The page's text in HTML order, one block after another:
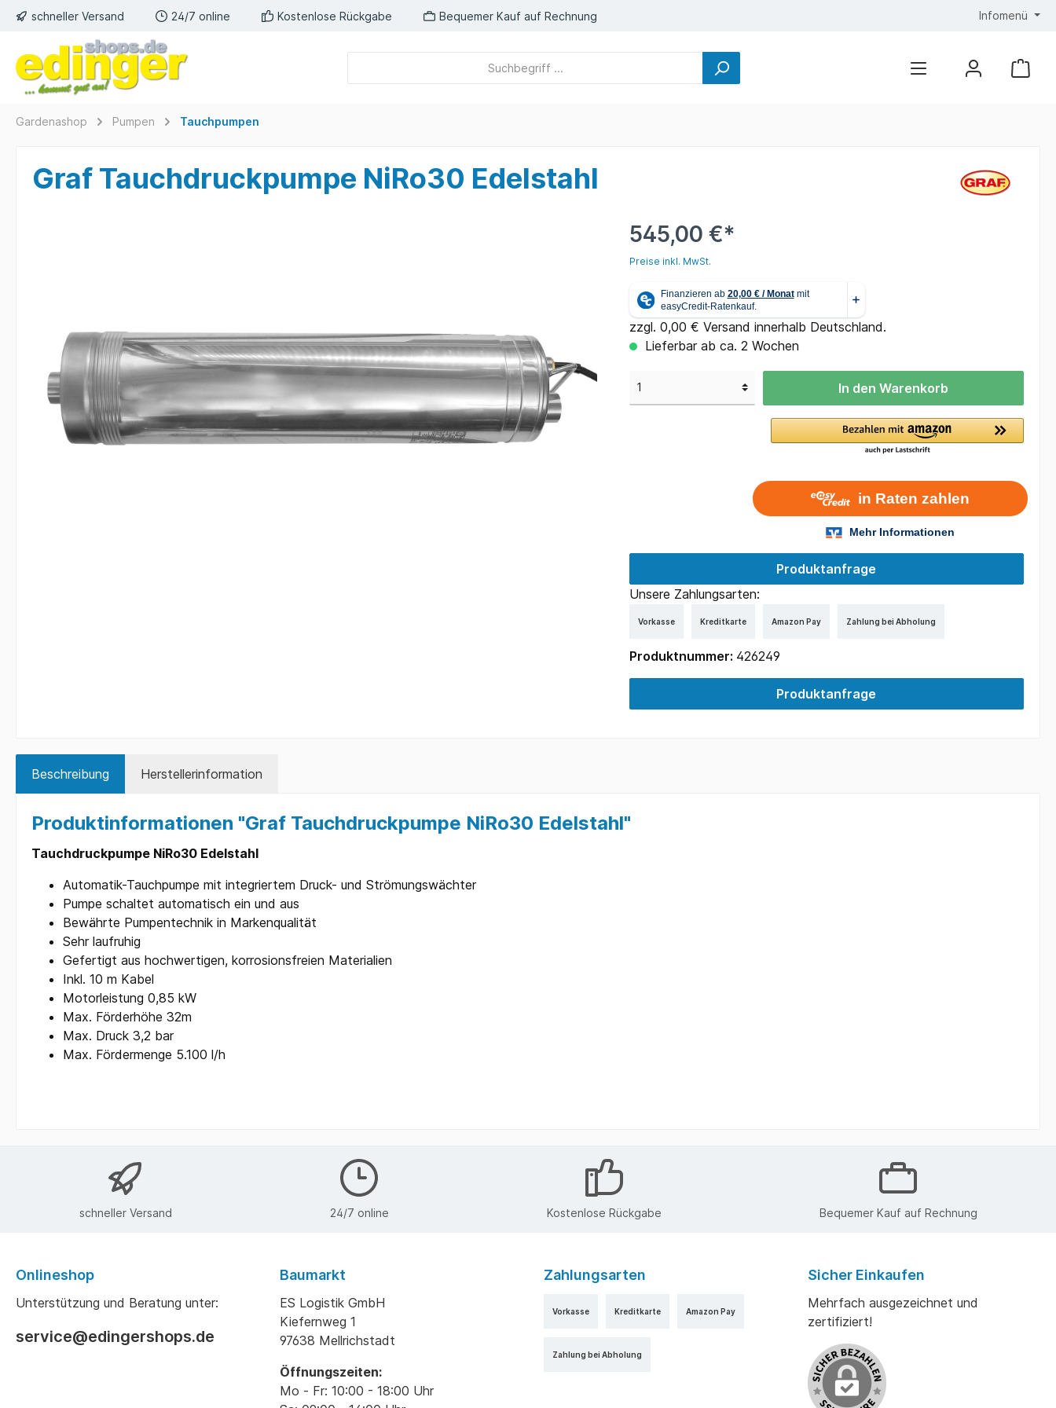
schneller Versand 24/7 online Kostenlose Rückgabe Bequemer Kauf auf Rechnung Infomenü
Gardenashop Pumpen Tauchpumpen
Graf Tauchdruckpumpe NiRo30 Edelstahl
545,00 €*
Preise inkl. MwSt.
zzgl. 0,00 € Versand innerhalb Deutschland.
Lieferbar ab ca. 2 Wochen
In den Warenkorb
Produktanfrage
Unsere Zahlungsarten:
Vorkasse Kreditkarte Amazon Pay Zahlung bei Abholung
Produktnummer: 426249
Produktanfrage
Beschreibung Herstellerinformation
Produktinformationen "Graf Tauchdruckpumpe NiRo30 Edelstahl"
Tauchdruckpumpe NiRo30 Edelstahl
Automatik-Tauchpumpe mit integriertem Druck- und Strömungswächter
Pumpe schaltet automatisch ein und aus
Bewährte Pumpentechnik in Markenqualität
Sehr laufruhig
Gefertigt aus hochwertigen, korrosionsfreien Materialien
Inkl. 10 m Kabel
Motorleistung 0,85 kW
Max. Förderhöhe 32m
Max. Druck 3,2 bar
Max. Fördermenge 5.100 l/h
schneller Versand 24/7 online Kostenlose Rückgabe Bequemer Kauf auf Rechnung
Onlineshop
Unterstützung und Beratung unter:
service@edingershops.de
Baumarkt
ES Logistik GmbH
Kiefernweg 1
97638 Mellrichstadt
Öffnungszeiten:
Mo - Fr: 10:00 - 18:00 Uhr
Zahlungsarten
Vorkasse Kreditkarte Amazon Pay
Zahlung bei Abholung
Sicher Einkaufen
Mehrfach ausgezeichnet und
zertifiziert!